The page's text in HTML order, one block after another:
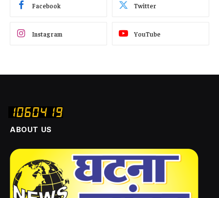
Facebook Twitter
Instagram YouTube
ABOUT US